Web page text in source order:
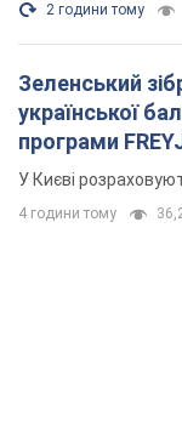
2 години тому
Зеленський
української балістики та
програми
У Києві
4 години тому